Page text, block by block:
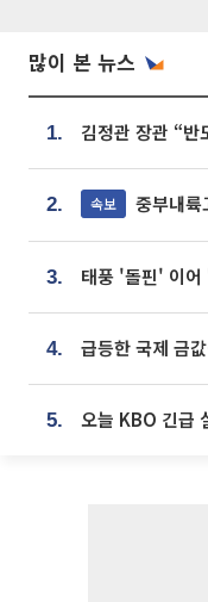
많이 본 뉴스
1.
2. 속보 중부내륙
3.
4. 급등한 국제 금
5. 오늘 KBO 긴급